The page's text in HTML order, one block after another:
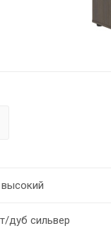
дуб сильвер